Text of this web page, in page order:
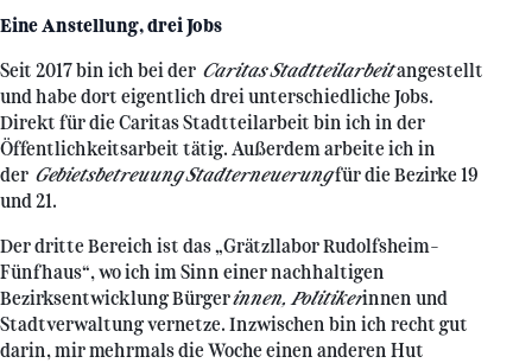
Eine Anstellung, drei Jobs
Seit 2017 bin ich bei der Caritas Stadtteilarbeitangestellt
und habe dort eigentlich drei unterschiedliche Jobs.
Direkt für die Caritas Stadtteilarbeit bin ich in der
Öffentlichkeitsarbeit tätig. Außerdem arbeite ich in
der Gebietsbetreuung Stadterneuerungfür die Bezirke 19
und 21.
Der dritte Bereich ist das „Grätzllabor Rudolfsheim-
Fünfhaus“, wo ich im Sinn einer nachhaltigen
Bezirksentwicklung Bürgerinnen, Politikerinnen und
Stadtverwaltung vernetze. Inzwischen bin ich recht gut
darin, mir mehrmals die Woche einen anderen Hut